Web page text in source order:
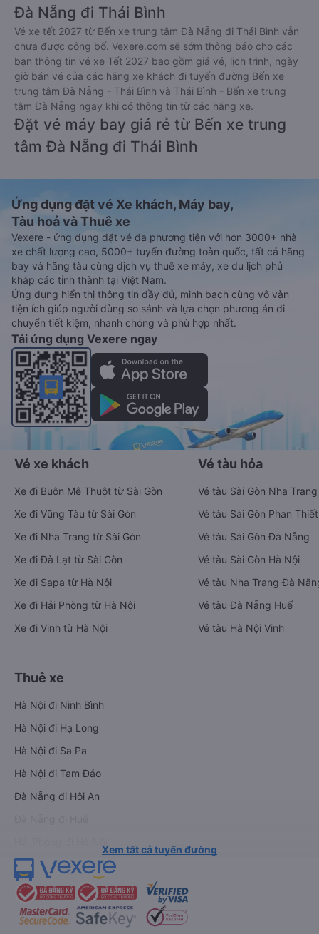
Đà Nẵng đi Thái Bình
Vé xe tết 2027 từ Bến xe trung tâm Đà Nẵng đi Thái Bình vẫn
chưa được công bố. Vexere.com sẽ sớm thông báo cho các
bạn thông tin vé xe Tết 2027 bao gồm giá vé, lịch trình, ngày
giờ bán vé của các hãng xe khách đi tuyến đường Bến xe
trung tâm Đà Nẵng - Thái Bình và Thái Bình - Bến xe trung
tâm Đà Nẵng ngay khi có thông tin từ các hãng xe.
Đặt vé máy bay giá rẻ từ Bến xe trung
tâm Đà Nẵng đi Thái Bình
Ứng dụng đặt vé Xe khách, Máy bay,
Tàu hoả và Thuê xe
Vexere - ứng dụng đặt vé đa phương tiện với hơn 3000+ nhà
xe chất lượng cao, 5000+ tuyến đường toàn quốc, tất cả hãng
bay và hãng tàu cùng dịch vụ thuê xe máy, xe du lịch phủ
khắp các tỉnh thành tại Việt Nam.
Ứng dụng hiển thị thông tin đầy đủ, minh bạch cùng vô vàn
tiện ích giúp người dùng so sánh và lựa chọn phương án di
chuyển tiết kiệm, nhanh chóng và phù hợp nhất.
Tải ứng dụng Vexere ngay
Vé xe khách
Xe đi Buôn Mê Thuột từ Sài Gòn
Xe đi Vũng Tàu từ Sài Gòn
Xe đi Nha Trang từ Sài Gòn
Xe đi Đà Lạt từ Sài Gòn
Xe đi Sapa từ Hà Nội
Xe đi Hải Phòng từ Hà Nội
Xe đi Vinh từ Hà Nội
Vé tàu hỏa
Vé tàu Sài Gòn Nha Trang
Vé tàu Sài Gòn Phan Thiết
Vé tàu Sài Gòn Đà Nẵng
Vé tàu Sài Gòn Hà Nội
Vé tàu Nha Trang Đà
Vé tàu Đà Nẵng Huế
Vé tàu Hà Nội Vinh
Thuê xe
Hà Nội đi Ninh Bình
Hà Nội đi Hạ Long
Hà Nội đi Sa Pa
Hà Nội đi Tam Đảo
Đà Nẵng đi Hội An
Xem tất cả tuyến đường